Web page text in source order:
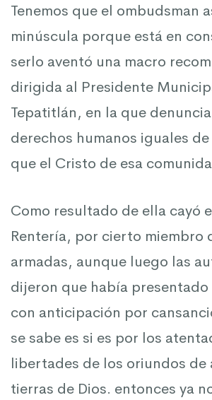
Tenemos que el ombudsman
minúscula porque está en
serlo aventó una macro
dirigida al Presidente
Tepatitlán, en la que
derechos humanos iguales
que el Cristo de esa
Como resultado de ella cayó
Rentería, por cierto miembro
armadas, aunque luego las
dijeron que había presentado
con anticipación por
se sabe es si es por los
libertades de los oriundos de
tierras de Dios. entonces ya